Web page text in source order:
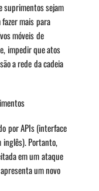
suprimentos sejam
mais para
móveis de
impedir que atos
a rede da cadeia
por APIs (interface
inglês). Portanto,
em um ataque
um novo